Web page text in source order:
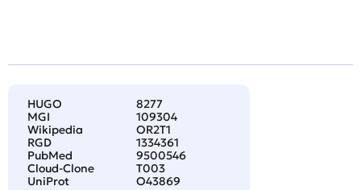
HUGO
8277
MGI
109304
Wikipedia
OR2T1
RGD
1334361
PubMed
9500546
Cloud-Clone
T003
UniProt
O43869